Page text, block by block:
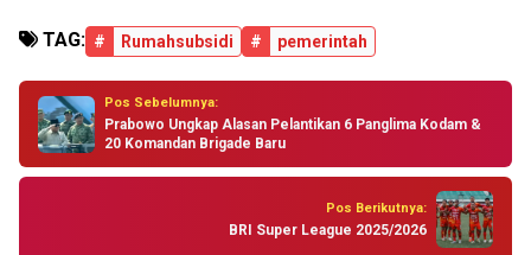
TAG: # Rumahsubsidi # pemerintah
Pos Sebelumnya:
Prabowo Ungkap Alasan Pelantikan 6 Panglima Kodam &
20 Komandan Brigade Baru
Pos Berikutnya:
BRI Super League 2025/2026